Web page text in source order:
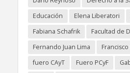
Educación
Elena Liberatori
Fabiana Schafrik
Facultad de
Fernando Juan Lima
fuero CAyT
Fuero PCyF